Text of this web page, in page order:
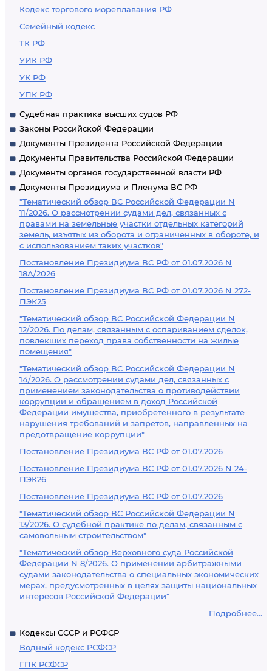
Кодекс торгового мореплавания РФ
Семейный кодекс
ТК РФ
УИК РФ
УК РФ
УПК РФ
Судебная практика высших судов РФ
Законы Российской Федерации
Документы Президента Российской Федерации
Документы Правительства Российской Федерации
Документы органов государственной власти РФ
Документы Президиума и Пленума ВС РФ
"Тематический обзор ВС Российской Федерации N
11/2026. О рассмотрении судами дел, связанных с
правами на земельные участки отдельных категорий
земель, изъятых из оборота и ограниченных в обороте, и
с использованием таких участков"
Постановление Президиума ВС РФ от 01.07.2026 N
18А/2026
Постановление Президиума ВС РФ от 01.07.2026 N 272-
ПЭК25
"Тематический обзор ВС Российской Федерации N
12/2026. По делам, связанным с оспариванием сделок,
повлекших переход права собственности на жилые
помещения"
"Тематический обзор ВС Российской Федерации N
14/2026. О рассмотрении судами дел, связанных с
применением законодательства о противодействии
коррупции и обращением в доход Российской
Федерации имущества, приобретенного в результате
нарушения требований и запретов, направленных на
предотвращение коррупции"
Постановление Президиума ВС РФ от 01.07.2026
Постановление Президиума ВС РФ от 01.07.2026 N 24-
ПЭК26
Постановление Президиума ВС РФ от 01.07.2026
"Тематический обзор ВС Российской Федерации N
13/2026. О судебной практике по делам, связанным с
самовольным строительством"
"Тематический обзор Верховного суда Российской
Федерации N 8/2026. О применении арбитражными
судами законодательства о специальных экономических
мерах, предусмотренных в целях защиты национальных
интересов Российской Федерации"
Подробнее...
Кодексы СССР и РСФСР
Водный кодекс РСФСР
ГПК РСФСР